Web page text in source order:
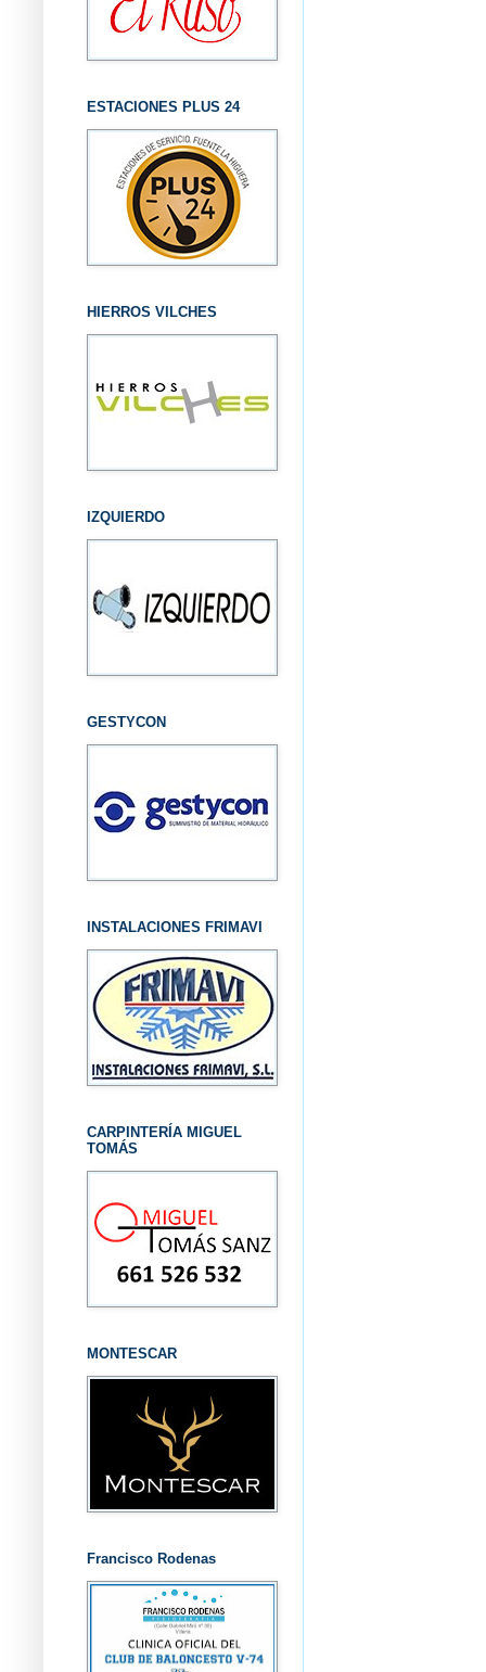
ESTACIONES PLUS 24
HIERROS VILCHES
IZQUIERDO
GESTYCON
INSTALACIONES FRIMAVI
CARPINTERÍA MIGUEL
TOMÁS
MONTESCAR
Francisco Rodenas